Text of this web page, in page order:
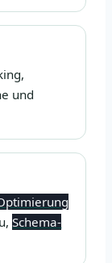
und
Schema-